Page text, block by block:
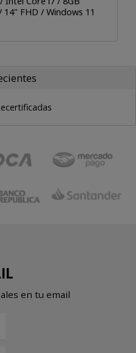
14" FHD / Windows 11
en tu email